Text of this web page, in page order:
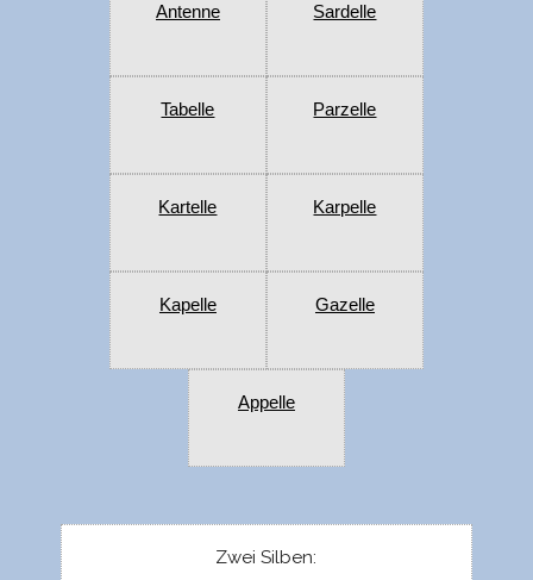
Antenne Sardelle
Tabelle Parzelle
Kartelle Karpelle
Kapelle Gazelle
Appelle
Zwei Silben: